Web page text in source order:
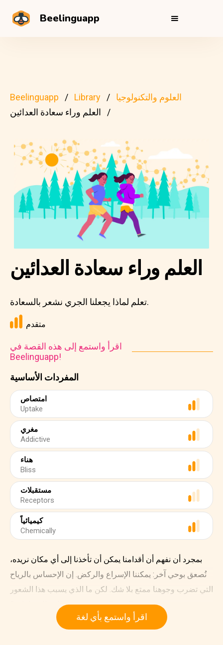
Beelinguapp
Beelinguapp Library
العلوم والتكنولوجيا
العلم وراء سعادة العدائين
المفردات الأساسية
امتصاص
Uptake
مغري
Addictive
هناء
Bliss
مستقبلات
Receptors
كيميائياً
Chemically
العلم وراء سعادة العدائين
تعلم لماذا يجعلنا الجري نشعر بالسعادة.
متقدم
اقرأ واستمع إلى هذه القصة في
Beelinguapp!
بمجرد أن نفهم أن أقدامنا يمكن أن تأخذنا إلى أي مكان نريده،
نُصعق بوحي آخر: يمكننا الإسراع والركض. إن الإحساس بالرياح
التي تضرب وجوهنا ممتع بلا شك. لكن ما الذي يسبب هذا الشعور
البهيج الذي يشعر به عدّائي المسافات؟
اقرأ واستمع بأي لغة